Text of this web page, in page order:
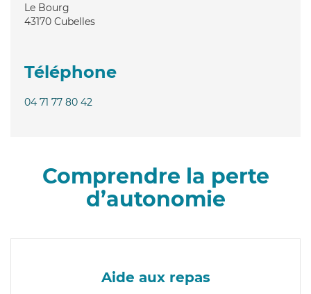
Le Bourg
43170 Cubelles
Téléphone
04 71 77 80 42
Comprendre la perte
d’autonomie
Aide aux repas